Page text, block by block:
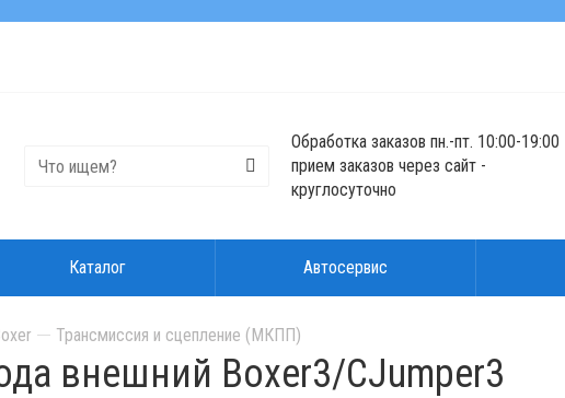
Обработка заказов пн.-пт. 10:00-19:00
прием заказов через сайт -
круглосуточно
Каталог Автосервис
Трансмиссия и сцепление (МКПП)
внешний Boxer3/CJumper3